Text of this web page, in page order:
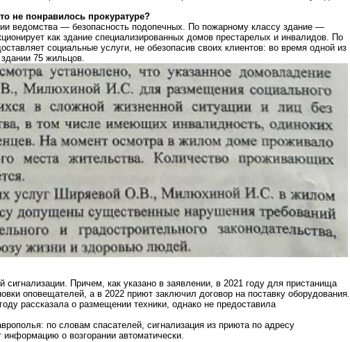
не понравилось прокуратуре?
ведомства — безопасность подопечных. По пожарному классу здание —
как здание специализированных домов престарелых и инвалидов. По
социальные услуги, не обезопасив своих клиентов: во время одной из
75 жильцов.
сигнализации. Причем, как указано в заявлении, в 2021 году для пристанища
оповещателей, а в 2022 приют заключил договор на поставку оборудования.
рассказала о размещении техники, однако не предоставила
по словам спасателей, сигнализация из приюта по адресу
о возгорании автоматически.